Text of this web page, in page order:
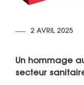
2 AVRIL 2025
Un hommage
secteur